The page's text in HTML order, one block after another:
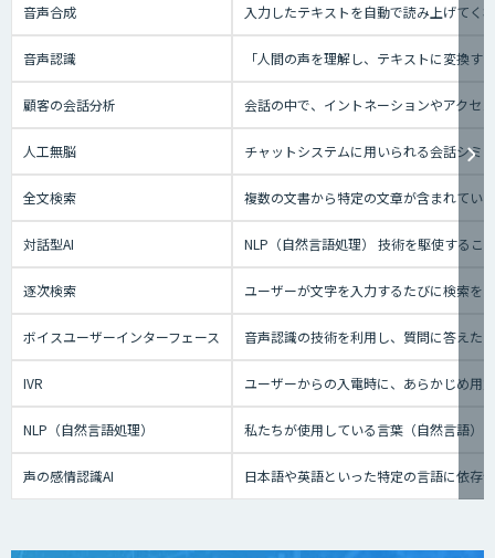
音声合成 入力したテキストを自動で読み上げてく
音声認識 「人間の声を理解し、テキストに変換
顧客の会話分析 会話の中で、イントネーションやアクセ
人工無脳 チャットシステムに用いられる会話シミ
全文検索 複数の文書から特定の文章が含まれてい
対話型AI NLP（自然言語処理） 技術を駆使するこ
逐次検索 ユーザーが文字を入力するたびに検索を
ボイスユーザーインターフェース 音声認識の技術を利用し、質問に答えた
IVR ユーザーからの入電時に、あらかじめ用
NLP（自然言語処理） 私たちが使用している言葉（自然言語）
声の感情認識AI 日本語や英語といった特定の言語に依存